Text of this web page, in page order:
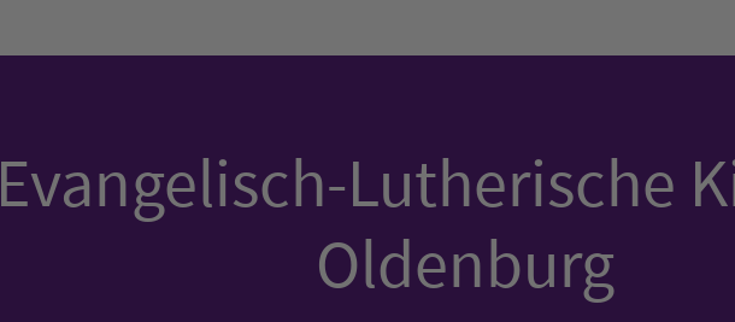
Evangelisch-Lutherische
Oldenburg